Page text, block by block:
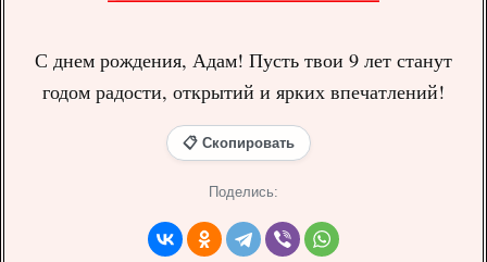
С днем рождения, Адам! Пусть твои 9 лет станут
годом радости, открытий и ярких впечатлений!
📋 Скопировать
Поделись: